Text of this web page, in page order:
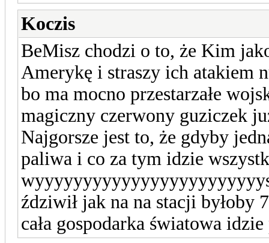
Koczis
BeMisz chodzi o to, że Kim
Amerykę i straszy ich atakiem
bo ma mocno przestarzałe
magiczny czerwony guziczek
Najgorsze jest to, że gdyby
paliwa i co za tym idzie
ździwił jak na na stacji byłoby
cała gospodarka światowa